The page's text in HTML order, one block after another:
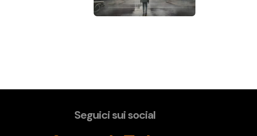
Seguici sui social